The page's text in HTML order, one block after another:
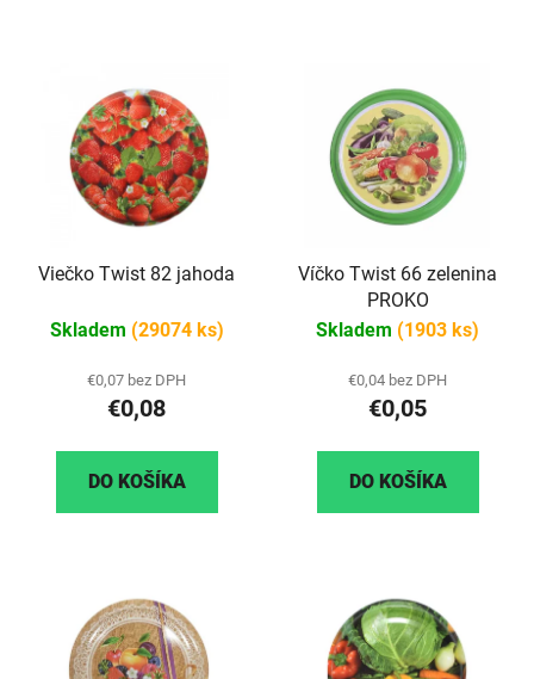
Viečko Twist 82 jahoda
Skladem (29074 ks)
€0,07 bez DPH
€0,08
DO KOŠÍKA
Víčko Twist 66 zelenina
PROKO
Skladem (1903 ks)
€0,04 bez DPH
€0,05
DO KOŠÍKA